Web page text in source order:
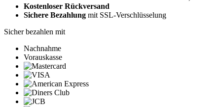
Kostenloser Rückversand
Sichere Bezahlung mit SSL-Verschlüsselung
Sicher bezahlen mit
Nachnahme
Vorauskasse